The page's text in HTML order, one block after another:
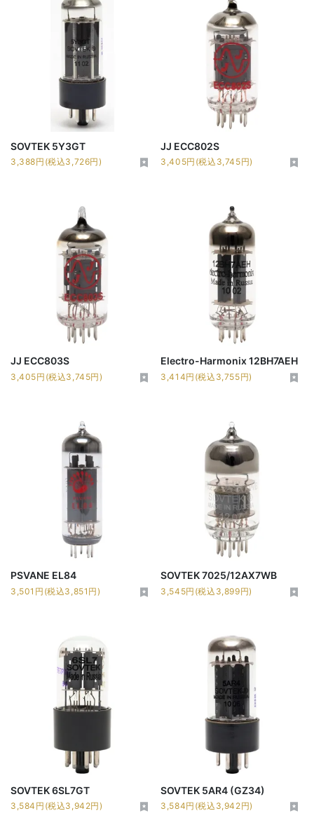
SOVTEK 5Y3GT
3,388円(税込3,726円)
JJ ECC802S
3,405円(税込3,745円)
JJ ECC803S
3,405円(税込3,745円)
Electro-Harmonix 12BH7AEH
3,414円(税込3,755円)
PSVANE EL84
3,501円(税込3,851円)
SOVTEK 7025/12AX7WB
3,545円(税込3,899円)
SOVTEK 6SL7GT
3,584円(税込3,942円)
SOVTEK 5AR4 (GZ34)
3,584円(税込3,942円)